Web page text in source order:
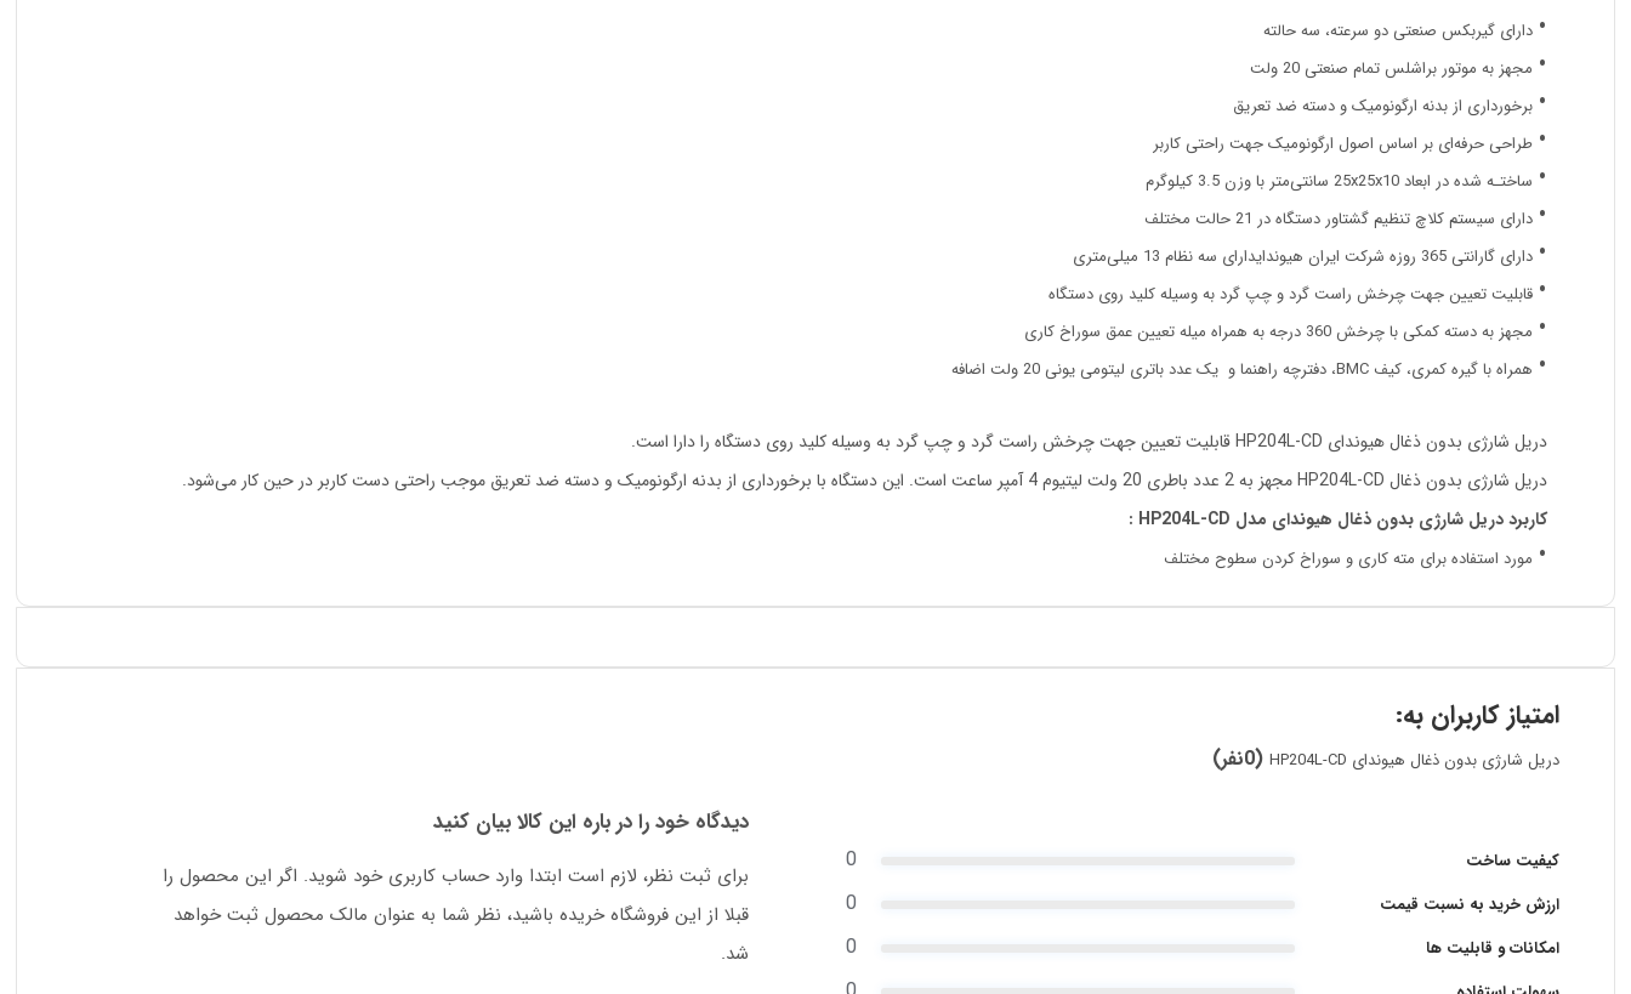
دارای گیربکس صنعتی دو سرعته، سه حالته
مجهز به موتور براشلس تمام صنعتی 20 ولت
برخورداری از بدنه ارگونومیک و دسته ضد تعریق
طراحی حرفه‌ای بر اساس اصول ارگونومیک جهت راحتی کاربر
ساختـه شد‌ه در ابعاد 25x25x10 سانتی‌متر با وزن 3.5 کیلوگرم
دارای سیستم کلاچ تنظیم گشتاور دستگاه در 21 حالت مختلف
دارای گارانتی 365 روزه شرکت ایران هیوندایدارای سه نظام 13 میلی‌متری
قابلیت تعیین جهت چرخش راست گرد و چپ گرد به وسیله کلید روی دستگاه
مجهز به دسته کمکی با چرخش 360 درجه به همراه میله تعیین عمق سوراخ کاری
همراه با گیره کمری، کیف BMC، دفترچه راهنما و یک عدد باتری لیتومی یونی 20 ولت اضافه
دریل شارژی بدون ذغال هیوندای HP204L-CD قابلیت تعیین جهت چرخش راست گرد و چپ گرد به وسیله کلید روی دستگاه را دارا است.
دریل شارژی بدون ذغال HP204L-CD مجهز به 2 عدد باطری 20 ولت لیتیوم 4 آمپر ساعت است. این دستگاه با برخورداری از بدنه ارگونومیک و دسته ضد تعریق موجب راحتی دست کاربر در حین کار می‌شود.
کاربرد دریل شارژی بدون ذغال هیوندای مدل HP204L-CD :
مورد استفاده برای مته کاری و سوراخ کرد‌ن سطوح مختلف
امتیاز کاربران به:
دریل شارژی بدون ذغال هیوندای HP204L-CD (0نفر)
کیفیت ساخت 0
ارزش خرید به نسبت قیمت 0
امکانات و قابلیت ها 0
دیدگاه خود را در باره این کالا بیان کنید
برای ثبت نظر، لازم است ابتدا وارد حساب کاربری خود شوید. اگر این محصول را
قبلا از این فروشگاه خریده باشید، نظر شما به عنوان مالک محصول ثبت خواهد
شد.